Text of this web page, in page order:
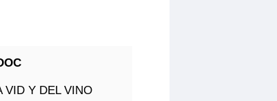
VID Y DEL VINO